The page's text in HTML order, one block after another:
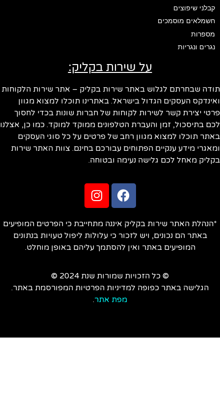
קבלני שיפוצים
חשמלאים מוסמכים
מספרות
נגרים ונגריות
על שירות בקליק:
שבחרתם לגלוש באתר שירות בקליק – אתר שירות הלקוחות
העסקים הגדול בישראל. באתרינו תוכלו למצוא מגוון
יצירת קשר לשירות לקוחות של חברות שונות בכדי לחסוך
בתיסכול, זמן והעברת הטלפונים ממוקד למוקד. כמו כן, אצלנו
תוכלו למצוא מגוון רחב של פרטים על כל סוגי העסקים
מידע ענקיים הפתוחים עבורכם בחינם. צוות האתר שירות
מאחל לכם גלישה נעימה ובטוחה.
האתר שירות בקליק איננה מתחייבת כי הפרטים המופיעים
באתר הם נכונים, ויש לזכור כי עלולות ליפול טעויות בנתונים
המופיעים באתר ואין להסתמך עליהם באופן מוחלט.
© כל הזכויות שמורות שנת 2024 ©
הגלישה באתר כפופה למדיניות הפרטיות המפורסמת באתר.
מפת אתר.